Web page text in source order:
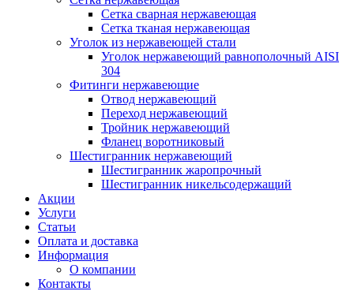
Сетка сварная нержавеющая
Сетка тканая нержавеющая
Уголок из нержавеющей стали
Уголок нержавеющий равнополочный AISI
304
Фитинги нержавеющие
Отвод нержавеющий
Переход нержавеющий
Тройник нержавеющий
Фланец воротниковый
Шестигранник нержавеющий
Шестигранник жаропрочный
Шестигранник никельсодержащий
Акции
Услуги
Статьи
Оплата и доставка
Информация
О компании
Контакты